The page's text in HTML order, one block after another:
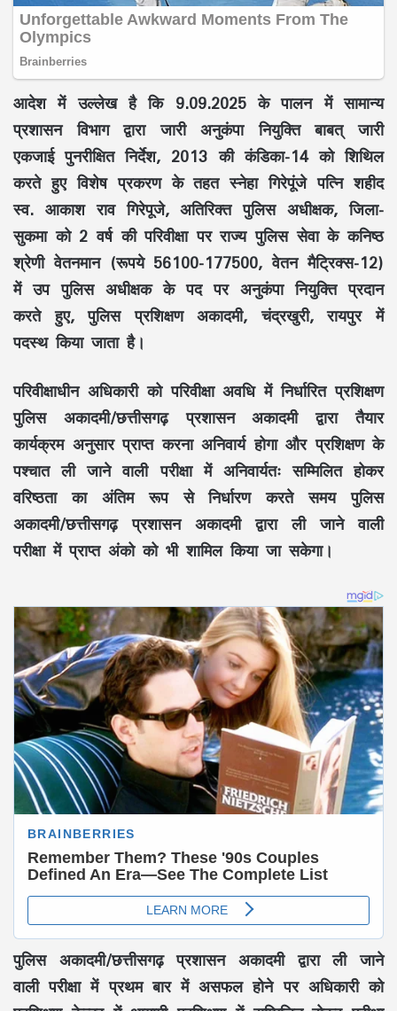
आदेश में उल्लेख है कि 9.09.2025 के पालन में सामान्य
प्रशासन विभाग द्वारा जारी अनुकंपा नियुक्ति बाबत् जारी
एकजाई पुनरीक्षित निर्देश, 2013 की कंडिका-14 को शिथिल
करते हुए विशेष प्रकरण के तहत स्नेहा गिरेपूंजे पत्नि शहीद
स्व. आकाश राव गिरेपूजे, अतिरिक्त पुलिस अधीक्षक, जिला-
सुकमा को 2 वर्ष की परिवीक्षा पर राज्य पुलिस सेवा के कनिष्ठ
श्रेणी वेतनमान (रूपये 56100-177500, वेतन मैट्रिक्स-12)
में उप पुलिस अधीक्षक के पद पर अनुकंपा नियुक्ति प्रदान
करते हुए, पुलिस प्रशिक्षण अकादमी, चंद्रखुरी, रायपुर में
पदस्थ किया जाता है।
परिवीक्षाधीन अधिकारी को परिवीक्षा अवधि में निर्धारित प्रशिक्षण
पुलिस अकादमी/छत्तीसगढ़ प्रशासन अकादमी द्वारा तैयार
कार्यक्रम अनुसार प्राप्त करना अनिवार्य होगा और प्रशिक्षण के
पश्चात ली जाने वाली परीक्षा में अनिवार्यतः सम्मिलित होकर
वरिष्ठता का अंतिम रूप से निर्धारण करते समय पुलिस
अकादमी/छत्तीसगढ़ प्रशासन अकादमी द्वारा ली जाने वाली
परीक्षा में प्राप्त अंको को भी शामिल किया जा सकेगा।
पुलिस अकादमी/छत्तीसगढ़ प्रशासन अकादमी द्वारा ली जाने
वाली परीक्षा में प्रथम बार में असफल होने पर अधिकारी को